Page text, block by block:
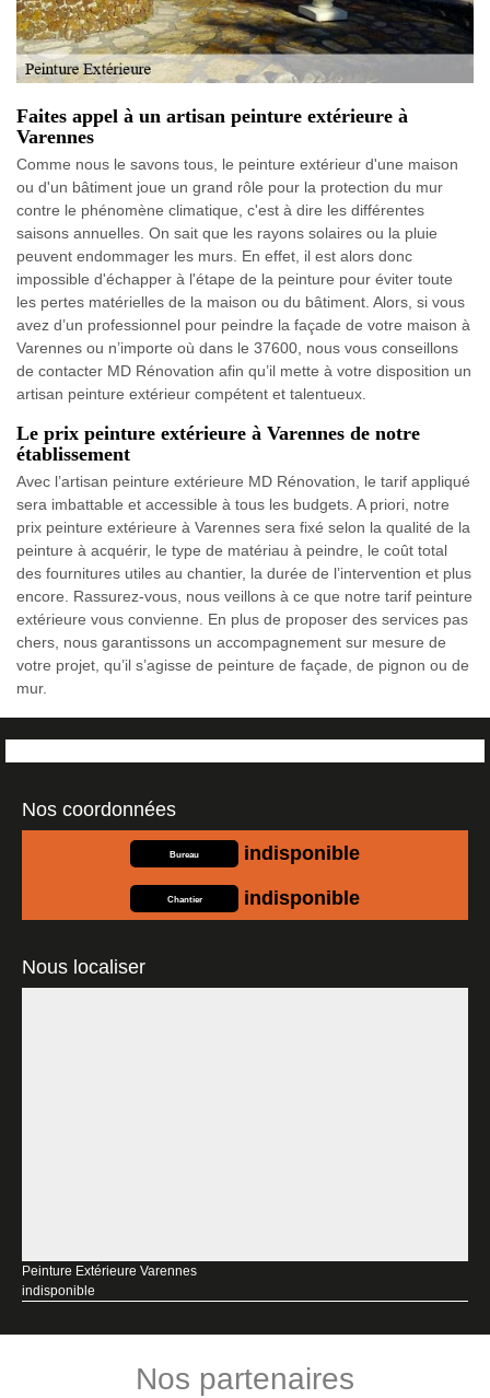
Faites appel à un artisan peinture extérieure à
Varennes
Comme nous le savons tous, le peinture extérieur d'une maison
ou d'un bâtiment joue un grand rôle pour la protection du mur
contre le phénomène climatique, c'est à dire les différentes
saisons annuelles. On sait que les rayons solaires ou la pluie
peuvent endommager les murs. En effet, il est alors donc
impossible d'échapper à l'étape de la peinture pour éviter toute
les pertes matérielles de la maison ou du bâtiment. Alors, si vous
avez d’un professionnel pour peindre la façade de votre maison à
Varennes ou n’importe où dans le 37600, nous vous conseillons
de contacter MD Rénovation afin qu’il mette à votre disposition un
artisan peinture extérieur compétent et talentueux.
Le prix peinture extérieure à Varennes de notre
établissement
Avec l’artisan peinture extérieure MD Rénovation, le tarif appliqué
sera imbattable et accessible à tous les budgets. A priori, notre
prix peinture extérieure à Varennes sera fixé selon la qualité de la
peinture à acquérir, le type de matériau à peindre, le coût total
des fournitures utiles au chantier, la durée de l’intervention et plus
encore. Rassurez-vous, nous veillons à ce que notre tarif peinture
extérieure vous convienne. En plus de proposer des services pas
chers, nous garantissons un accompagnement sur mesure de
votre projet, qu’il s’agisse de peinture de façade, de pignon ou de
mur.
Nos coordonnées
Bureau indisponible
Chantier indisponible
Nous localiser
Peinture Extérieure Varennes
indisponible
Nos partenaires